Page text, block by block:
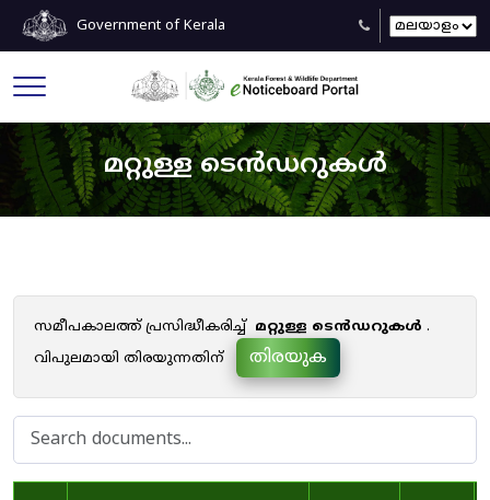
Government of Kerala
മറ്റുള്ള ടെൻഡറുകൾ
സമീപകാലത്ത് പ്രസിദ്ധീകരിച്ച് മറ്റുള്ള ടെൻഡറുകൾ .
വിപുലമായി തിരയുന്നതിന്
തിരയുക